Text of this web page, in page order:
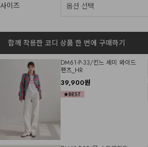
사이즈
함께 착용한 코디 상품 한 번에 구매하기
DM61-P-33/킨느 세미 와이드
팬츠_HR
39,900원